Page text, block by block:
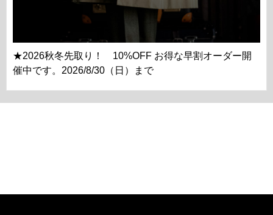
★2026秋冬先取り！ 10%OFF お得な早割オーダー開
催中です。2026/8/30（日）まで